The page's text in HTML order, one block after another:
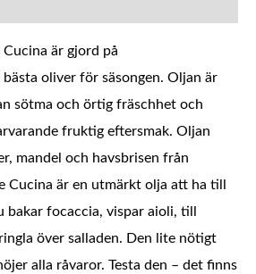
är gjord på
oliver för säsongen. Oljan är
sötma och örtig fräschhet och
fruktig eftersmak. Oljan
mandel och havsbrisen från
Cucina är en utmärkt olja att ha till
bakar focaccia, vispar aioli, till
över salladen. Den lite nötigt
alla råvaror. Testa den – det finns